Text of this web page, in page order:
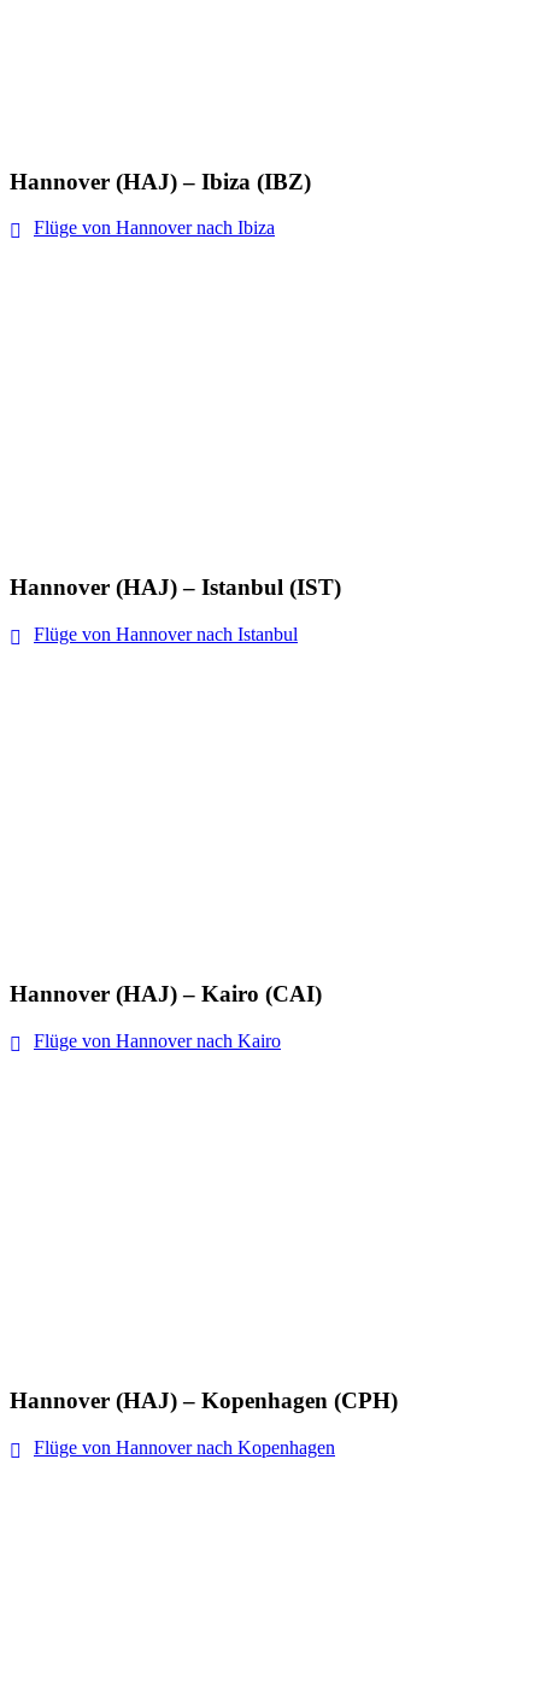
Hannover (HAJ) – Ibiza (IBZ)
Flüge von Hannover nach Ibiza
Hannover (HAJ) – Istanbul (IST)
Flüge von Hannover nach Istanbul
Hannover (HAJ) – Kairo (CAI)
Flüge von Hannover nach Kairo
Hannover (HAJ) – Kopenhagen (CPH)
Flüge von Hannover nach Kopenhagen